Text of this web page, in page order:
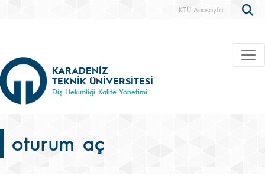
KTÜ Anasayfa
KARADENİZ
TEKNİK ÜNİVERSİTESİ
Diş Hekimliği Kalite Yönetimi
oturum aç